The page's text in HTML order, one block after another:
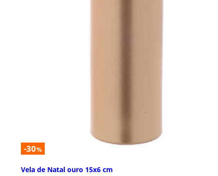
-30%
Vela de Natal ouro 15x6 cm